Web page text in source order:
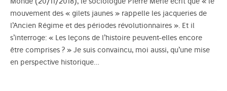
mouvement des « gilets jaunes » rappelle les jacqueries de
l’Ancien Régime et des périodes révolutionnaires ». Et il
s’interroge: « Les leçons de l’histoire peuvent-elles encore
être comprises ? » Je suis convaincu, moi aussi, qu’une mise
en perspective historique…